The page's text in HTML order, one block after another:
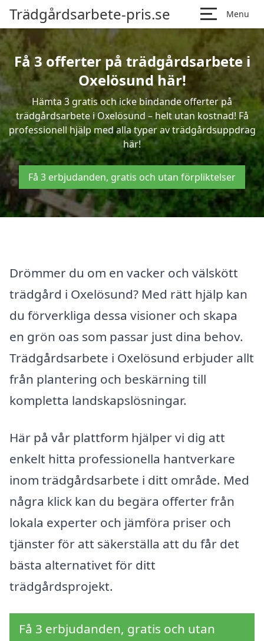
Trädgårdsarbete-pris.se Menu
Få 3 offerter på trädgårdsarbete i
Oxelösund här!
Hämta 3 gratis och icke bindande offerter på
trädgårdsarbete i Oxelösund – helt utan kostnad! Få
professionell hjälp med alla typer av trädgårdsuppdrag
här!
Få 3 erbjudanden, gratis och utan förpliktelser
Drömmer du om en vacker och välskött
trädgård i Oxelösund? Med rätt hjälp kan
du förverkliga dessa visioner och skapa
en grön oas som passar just dina behov.
Trädgårdsarbete i Oxelösund erbjuder allt
från plantering och beskärning till
kompletta landskapslösningar.
Här på vår plattform hjälper vi dig att
enkelt hitta professionella hantverkare
inom trädgårdsarbete i ditt område. Med
några klick kan du begära offerter från
lokala experter och jämföra priser och
tjänster för att säkerställa att du får det
bästa alternativet för ditt
trädgårdsprojekt.
Få 3 erbjudanden, gratis och utan